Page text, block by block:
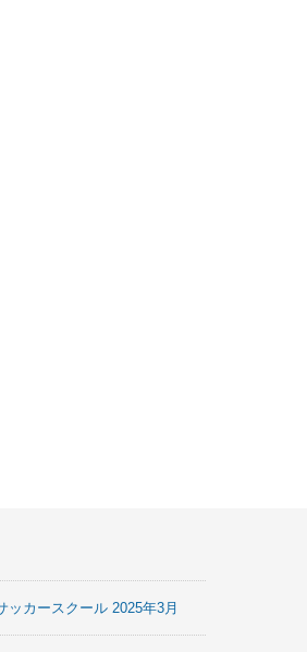
ッカースクール 2025年3月